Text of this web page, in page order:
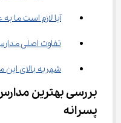
آیا لازم است ما
تفاوت اصلی مدارس
شهریه بالای این
بررسی بهترین
پسرانه